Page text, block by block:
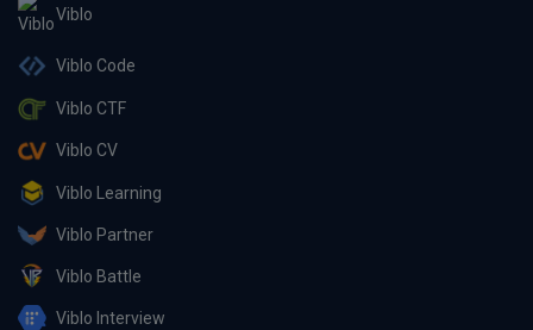
Viblo
Viblo Code
Viblo CTF
Viblo CV
Viblo Learning
Viblo Partner
Viblo Battle
Viblo Interview